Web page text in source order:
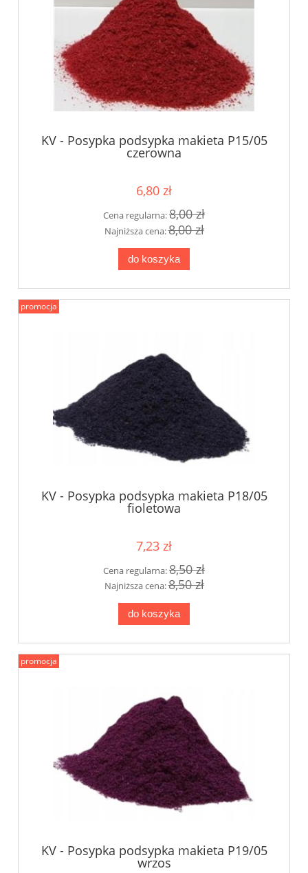
KV - Posypka podsypka makieta P15/05
czerowna
6,80 zł
Cena regularna:8,00 zł
Najniższa cena:8,00 zł
do koszyka
KV - Posypka podsypka makieta P18/05
fioletowa
7,23 zł
Cena regularna:8,50 zł
Najniższa cena:8,50 zł
do koszyka
promocja
KV - Posypka podsypka makieta P19/05
wrzos
promocja